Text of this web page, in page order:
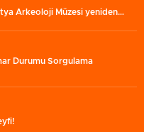
Arkeoloji Müzesi yeniden…
Durumu Sorgulama